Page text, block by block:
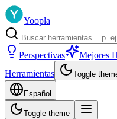
Yoopla
Perspectivas Mejores
Herramientas
Toggle
Español
Toggle theme